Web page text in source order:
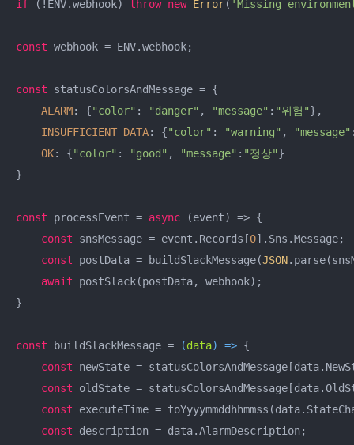
if (!ENV.webhook) throw new Error( 'Missing
const webhook = ENV.webhook;
const statusColorsAndMessage = {
ALARM: {"color" : "danger" , "message" : "위험"},
INSUFFICIENT_DATA: {"color" : "warning" , "message"
OK: {"color" : "good" , "message" : "정상"}
}
const processEvent = async (event) => {
const snsMessage = event.Records[0].Sns.Message;
const postData = buildSlackMessage(JSON
await postSlack(postData, webhook);
}
const buildSlackMessage = (data) => {
const newState =
const oldState =
const executeTime =
const description = data.AlarmDescription;